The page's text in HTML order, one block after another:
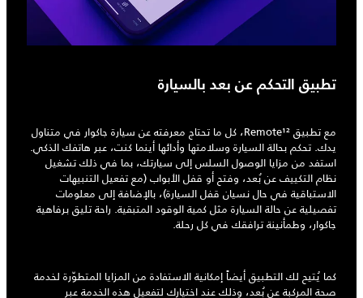
تطبيق التحكم عن بعد بالسيارة
مع تطبيق Remote¹²، كل ما تحتاج معرفته عن سيارة جاكوار في متناول
يدك. تحكم بحالة السيارة وسلامتها وأدائها أينما كنت، عبر هاتفك الذكي.
استفد من مزايا الوصول السلس إلى سيارتك، بما في ذلك تشغيل
نظام التكييف عن بُعد، وفتح أو قفل الأبواب (مع تفعيل التنبيهات
الاستباقية في حال نسيان قفل السيارة)، بالإضافة إلى معلومات
تفصيلية عن حالة السيارة مثل كمية الوقود المتبقية. راحة تليق برفاهية
جاكوار، وطمأنينة ترافقك في كل رحلة.
كما يُتيح لك التطبيق أيضاً إمكانية الاستفادة من المزايا المتطوّرة لخدمة
صحة المركبة عن بُعد، وذلك عند اختيارك لتفعيل هذه الخدمة عبر